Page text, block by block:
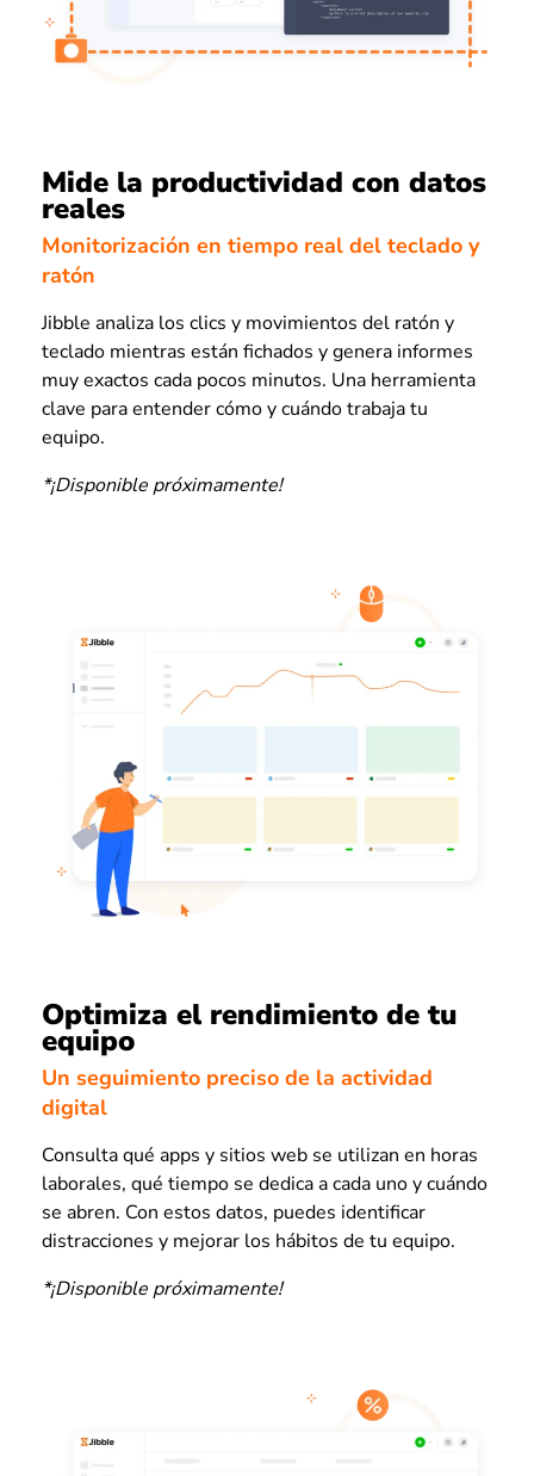
Mide la productividad con datos
reales
Monitorización en tiempo real del teclado y
ratón
Jibble analiza los clics y movimientos del ratón y
teclado mientras están fichados y genera informes
muy exactos cada pocos minutos. Una herramienta
clave para entender cómo y cuándo trabaja tu
equipo.
*¡Disponible próximamente!
Optimiza el rendimiento de tu
equipo
Un seguimiento preciso de la actividad
digital
Consulta qué apps y sitios web se utilizan en horas
laborales, qué tiempo se dedica a cada uno y cuándo
se abren. Con estos datos, puedes identificar
distracciones y mejorar los hábitos de tu equipo.
*¡Disponible próximamente!